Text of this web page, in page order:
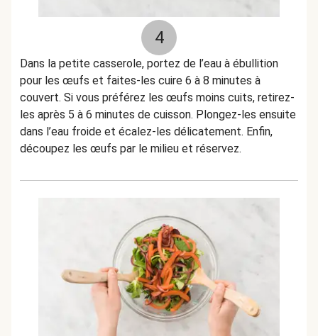
4
Dans la petite casserole, portez de l’eau à ébullition
pour les œufs et faites-les cuire 6 à 8 minutes à
couvert. Si vous préférez les œufs moins cuits, retirez-
les après 5 à 6 minutes de cuisson. Plongez-les ensuite
dans l’eau froide et écalez-les délicatement. Enfin,
découpez les œufs par le milieu et réservez.